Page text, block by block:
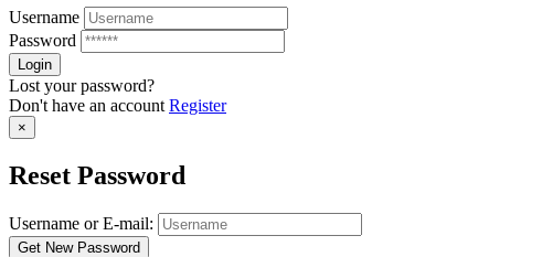
Username
Password
Lost your password?
Don't have an account Register
×
Reset Password
Username or E-mail: